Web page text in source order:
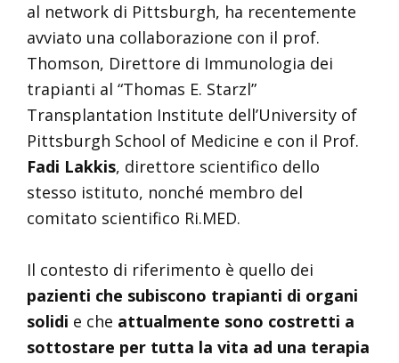
al network di Pittsburgh, ha recentemente
avviato una collaborazione con il prof.
Thomson, Direttore di Immunologia dei
trapianti al “Thomas E. Starzl”
Transplantation Institute dell’University of
Pittsburgh School of Medicine e con il Prof.
Fadi Lakkis, direttore scientifico dello
stesso istituto, nonché membro del
comitato scientifico Ri.MED.
Il contesto di riferimento è quello dei
pazienti che subiscono trapianti di organi
solidi e che attualmente sono costretti a
sottostare per tutta la vita ad una terapia